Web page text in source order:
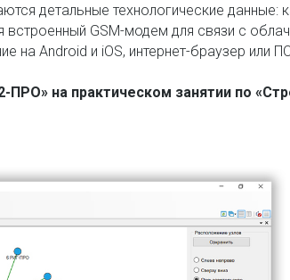
детальные технологические данные:
встроенный GSM-модем для связи с
Android и iOS, интернет-браузер или
ПРО» на практическом занятии по